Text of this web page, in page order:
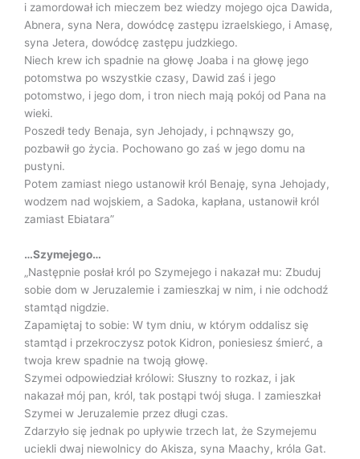
i zamordował ich mieczem bez wiedzy mojego ojca Dawida,
Abnera, syna Nera, dowódcę zastępu izraelskiego, i Amasę,
syna Jetera, dowódcę zastępu judzkiego.
Niech krew ich spadnie na głowę Joaba i na głowę jego
potomstwa po wszystkie czasy, Dawid zaś i jego
potomstwo, i jego dom, i tron niech mają pokój od Pana na
wieki.
Poszedł tedy Benaja, syn Jehojady, i pchnąwszy go,
pozbawił go życia. Pochowano go zaś w jego domu na
pustyni.
Potem zamiast niego ustanowił król Benaję, syna Jehojady,
wodzem nad wojskiem, a Sadoka, kapłana, ustanowił król
zamiast Ebiatara”
…Szymejego…
„Następnie posłał król po Szymejego i nakazał mu: Zbuduj
sobie dom w Jeruzalemie i zamieszkaj w nim, i nie odchodź
stamtąd nigdzie.
Zapamiętaj to sobie: W tym dniu, w którym oddalisz się
stamtąd i przekroczysz potok Kidron, poniesiesz śmierć, a
twoja krew spadnie na twoją głowę.
Szymei odpowiedział królowi: Słuszny to rozkaz, i jak
nakazał mój pan, król, tak postąpi twój sługa. I zamieszkał
Szymei w Jeruzalemie przez długi czas.
Zdarzyło się jednak po upływie trzech lat, że Szymejemu
uciekli dwaj niewolnicy do Akisza, syna Maachy, króla Gat.